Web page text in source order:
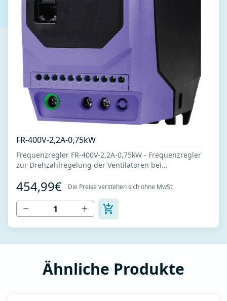
FR-400V-2,2A-0,75kW
Frequenzregler FR-400V-2,2A-0,75kW - Frequenzregler
zur Drehzahlregelung der Ventilatoren bei
2,2A -Nennleistung 0,75 kW - Einfache Installation,
Anschluss und Inbetriebnahme - Intuitive Tastatur zum
Einstellen der Betriebsparameter - Vereinf...
454,99€ Die Preise verstehen sich ohne MwSt.
Ähnliche Produkte